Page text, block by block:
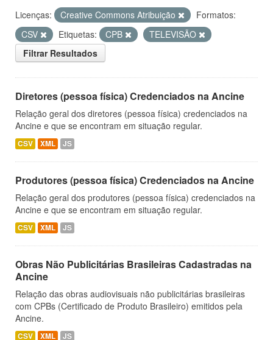
Licenças: Creative Commons Atribuição
Formatos:
CSV
Etiquetas: CPB
TELEVISÃO
Filtrar Resultados
Diretores (pessoa física) Credenciados na Ancine
Relação geral dos diretores (pessoa física) credenciados na
Ancine e que se encontram em situação regular.
CSV XML JS
Produtores (pessoa física) Credenciados na Ancine
Relação geral dos produtores (pessoa física) credenciados na
Ancine e que se encontram em situação regular.
CSV XML JS
Obras Não Publicitárias Brasileiras Cadastradas na
Ancine
Relação das obras audiovisuais não publicitárias brasileiras
com CPBs (Certificado de Produto Brasileiro) emitidos pela
Ancine.
CSV XML JS